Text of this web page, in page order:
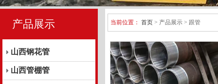
产品展示
山西钢花管
山西管棚管
当前位置： 首页 > 产品展示 > 跟管